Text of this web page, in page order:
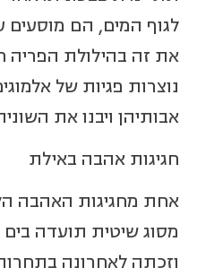
לגוף המים, הם מוסעים
את זה בהילולת הפריה
נוצרות פגיות של
אבותיהן ויבנו את
חגיגות אהבה באילת
אחת מחגיגות האהבה
מסוג שיטית תועדה
וזכתה לאחרונה